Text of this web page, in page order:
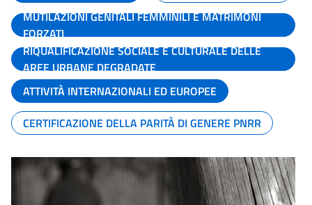
MUTILAZIONI GENITALI FEMMINILI E MATRIMONI
FORZATI
RIQUALIFICAZIONE SOCIALE E CULTURALE DELLE
AREE URBANE DEGRADATE
ATTIVITÀ INTERNAZIONALI ED EUROPEE
CERTIFICAZIONE DELLA PARITÀ DI GENERE PNRR